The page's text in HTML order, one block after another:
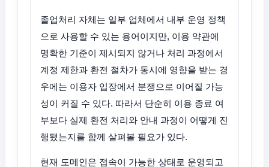
졸업처리 자체는 일부 업체에서 내부 운영 정책
으로 사용할 수 있는 용어이지만, 이용 약관에
명확한 기준이 제시되지 않거나 처리 과정에서
계정 제한과 환전 절차가 동시에 영향을 받는 경
우에는 이용자 입장에서 분쟁으로 이어질 가능
성이 커질 수 있다. 따라서 단순히 이용 종료 여
부보다 실제 환전 처리와 안내 과정이 어떻게 진
행됐는지를 함께 살펴볼 필요가 있다.
현재 도메인은 접속이 가능한 상태로 운영되고